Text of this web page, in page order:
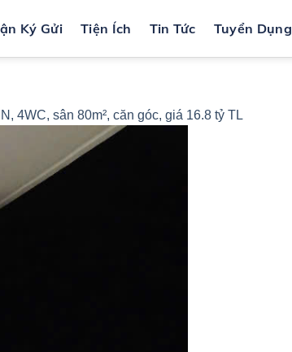
Ký Gửi Tiện Ích Tin Tức Tuyển Dụng
4WC, sân 80m², căn góc, giá 16.8 tỷ TL